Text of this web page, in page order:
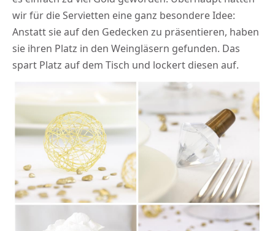
wir für die Servietten eine ganz besondere Idee:
Anstatt sie auf den Gedecken zu präsentieren, haben
sie ihren Platz in den Weingläsern gefunden. Das
spart Platz auf dem Tisch und lockert diesen auf.